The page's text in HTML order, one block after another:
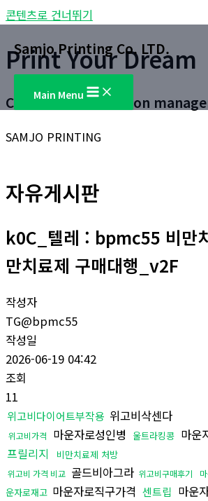
콘텐츠로 건너뛰기
Samjo Printing Co. LTD.
Main Menu
Print Your Dream
Customer satisfaction
SAMJO PRINTING
자유게시판
k0C_텔레 : bpmc55 비만
만치료제 구매대행_v2F
작성자
TG@bpmc55
작성일
2026-06-19 04:42
조회
11
위고비다이어트부작용 위고비삭센다
위고비가격 마운자로성인병 울트라킹콩 마운
프릴리지 비만치료제 처방
위고비 가격 비교 골드비아그라 위고비구매후기
운자로재고 마운자로직구가격 센트립 마운